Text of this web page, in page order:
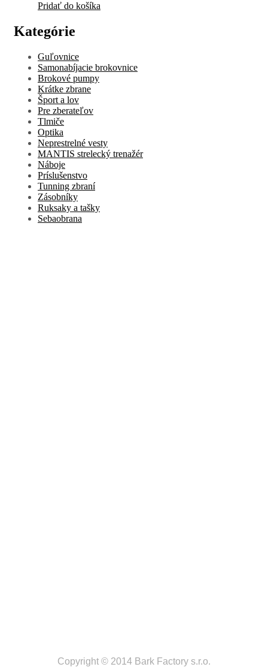
Pridať do košíka
Kategórie
Guľovnice
Samonabíjacie brokovnice
Brokové pumpy
Krátke zbrane
Šport a lov
Pre zberateľov
Tlmiče
Optika
Neprestrelné vesty
MANTIS strelecký trenažér
Náboje
Príslušenstvo
Tunning zbraní
Zásobníky
Ruksaky a tašky
Sebaobrana
Copyright © 2014 Bark Factory s.r.o.